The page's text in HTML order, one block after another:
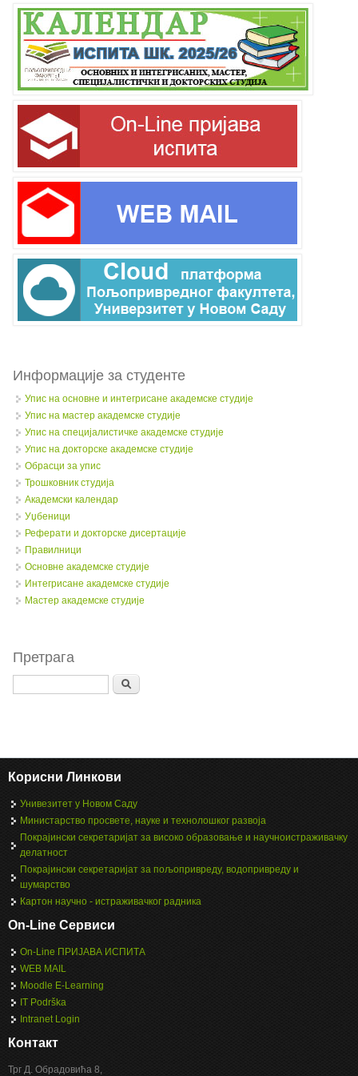
Информације за студенте
Упис на основне и интегрисане академске студије
Упис на мастер академске студије
Упис на специјалистичке академске студије
Упис на докторске академске студије
Обрасци за упис
Трошковник студија
Академски календар
Уџбеници
Реферати и докторске дисертације
Правилници
Oсновне академске студије
Интегрисане академске студије
Мастер академске студије
Претрага
Search
Корисни Линкови
Унивезитет у Новом Саду
Министарство просвете, науке и технолошког развоја
Покрајински секретаријат за високо образовање и научноистраживачку
делатност
Покрајински секретаријат за пољопривреду, водопривреду и
шумарство
Картон научно - истраживачког радника
On-Line Сервиси
On-Line ПРИЈАВА ИСПИТА
WEB MAIL
Moodle E-Learning
IT Podrška
Intranet Login
Контакт
Трг Д. Обрадовића 8,